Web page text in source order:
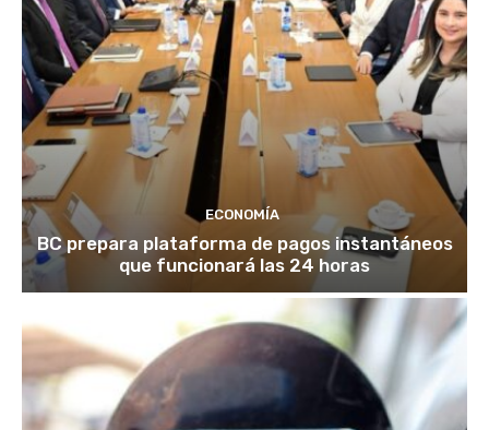
ECONOMÍA
BC prepara plataforma de pagos instantáneos
que funcionará las 24 horas